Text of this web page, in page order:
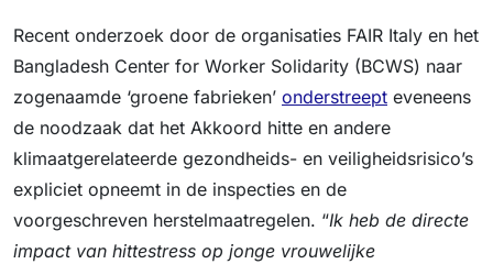
Recent onderzoek door de organisaties FAIR Italy en het
Bangladesh Center for Worker Solidarity (BCWS) naar
zogenaamde ‘groene fabrieken’ onderstreept eveneens
de noodzaak dat het Akkoord hitte en andere
klimaatgerelateerde gezondheids- en veiligheidsrisico’s
expliciet opneemt in de inspecties en de
voorgeschreven herstelmaatregelen. “Ik heb de directe
impact van hittestress op jonge vrouwelijke